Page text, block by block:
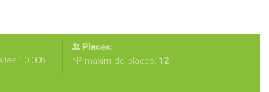
les 10:00h
Places:
Nº màxim de places: 12